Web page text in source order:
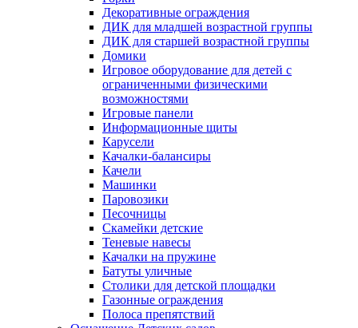
Декоративные ограждения
ДИК для младшей возрастной группы
ДИК для старшей возрастной группы
Домики
Игровое оборудование для детей с
ограниченными физическими
возможностями
Игровые панели
Информационные щиты
Карусели
Качалки-балансиры
Качели
Машинки
Паровозики
Песочницы
Скамейки детские
Теневые навесы
Качалки на пружине
Батуты уличные
Столики для детской площадки
Газонные ограждения
Полоса препятствий